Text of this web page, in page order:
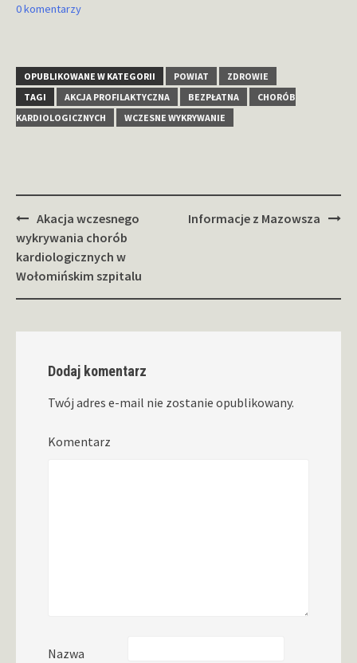
0 komentarzy
OPUBLIKOWANE W KATEGORII POWIAT
ZDROWIE
TAGI
AKCJA PROFILAKTYCZNA BEZPŁATNA
CHORÓB
KARDIOLOGICZNYCH
WCZESNE WYKRYWANIE
Zobacz
wpisy
Akacja wczesnego
wykrywania chorób
kardiologicznych w
Wołomińskim szpitalu
Informacje z Mazowsza
Dodaj komentarz
Twój adres e-mail nie zostanie opublikowany.
Komentarz
Nazwa